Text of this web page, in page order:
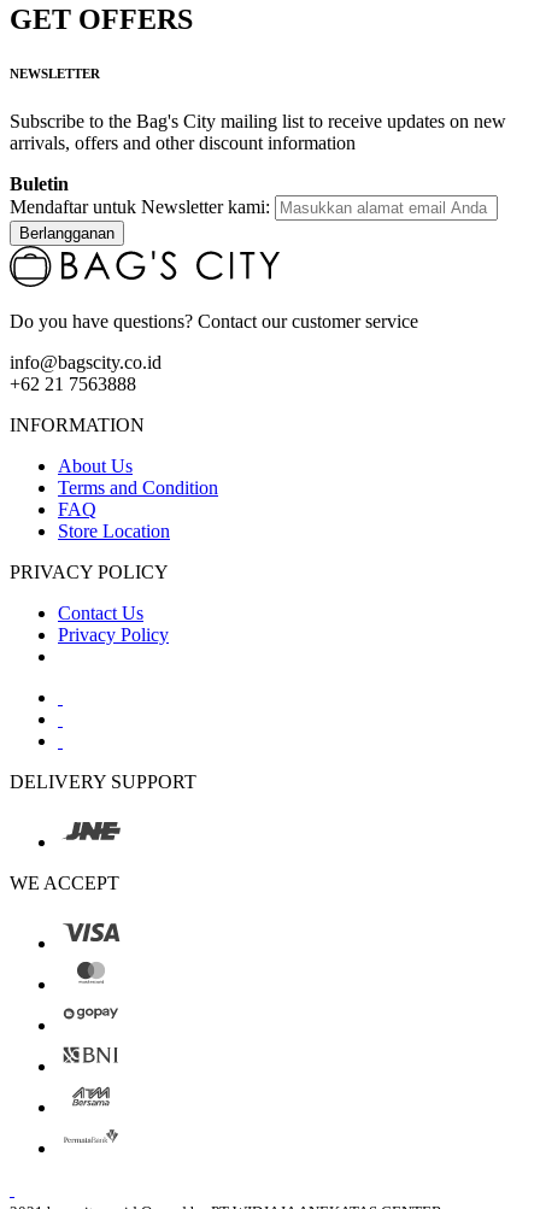
GET OFFERS
NEWSLETTER
Subscribe to the Bag's City mailing list to receive updates on new
arrivals, offers and other discount information
Buletin
Mendaftar untuk Newsletter kami:
Berlangganan
Do you have questions? Contact our customer service
info@bagscity.co.id
+62 21 7563888
INFORMATION
About Us
Terms and Condition
FAQ
Store Location
PRIVACY POLICY
Contact Us
Privacy Policy
DELIVERY SUPPORT
WE ACCEPT